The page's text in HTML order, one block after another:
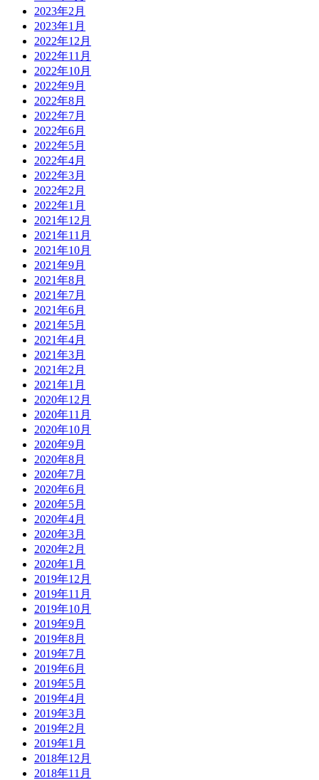
2023年2月
2023年1月
2022年12月
2022年11月
2022年10月
2022年9月
2022年8月
2022年7月
2022年6月
2022年5月
2022年4月
2022年3月
2022年2月
2022年1月
2021年12月
2021年11月
2021年10月
2021年9月
2021年8月
2021年7月
2021年6月
2021年5月
2021年4月
2021年3月
2021年2月
2021年1月
2020年12月
2020年11月
2020年10月
2020年9月
2020年8月
2020年7月
2020年6月
2020年5月
2020年4月
2020年3月
2020年2月
2020年1月
2019年12月
2019年11月
2019年10月
2019年9月
2019年8月
2019年7月
2019年6月
2019年5月
2019年4月
2019年3月
2019年2月
2019年1月
2018年12月
2018年11月